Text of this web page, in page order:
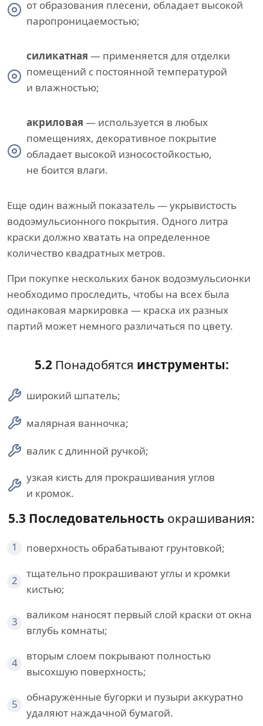
от образования плесени, обладает высокой
паропроницаемостью;
силикатная — применяется для отделки
помещений с постоянной температурой
и влажностью;
акриловая — используется в любых
помещениях, декоративное покрытие
обладает высокой износостойкостью,
не боится влаги.
Еще один важный показатель — укрывистость
водоэмульсионного покрытия. Одного литра
краски должно хватать на определенное
количество квадратных метров.
При покупке нескольких банок водоэмульсионки
необходимо проследить, чтобы на всех была
одинаковая маркировка — краска их разных
партий может немного различаться по цвету.
5.2Понадобятся инструменты:
широкий шпатель;
малярная ванночка;
валик с длинной ручкой;
узкая кисть для прокрашивания углов
и кромок.
5.3 Последовательность окрашивания:
1 поверхность обрабатывают грунтовкой;
2
тщательно прокрашивают углы и кромки
кистью;
3
валиком наносят первый слой краски от окна
вглубь комнаты;
4
вторым слоем покрывают полностью
высохшую поверхность;
5
обнаруженные бугорки и пузыри аккуратно
удаляют наждачной бумагой.